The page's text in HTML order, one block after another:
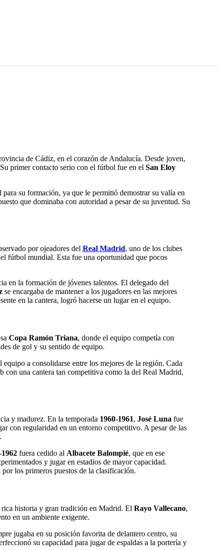
de Cádiz, en el corazón de Andalucía. Desde joven,
primer contacto serio con el fútbol fue en el San Eloy
su formación, ya que le permitió demostrar su valía en
que dominaba con autoridad a pesar de su juventud. Su
por ojeadores del Real Madrid, uno de los clubes
fútbol mundial. Esta fue una oportunidad que pocos
en la formación de jóvenes talentos. El delegado del
se encargaba de mantener a los jugadores en las mejores
en la cantera, logró hacerse un lugar en el equipo.
Copa Ramón Triana, donde el equipo competía con
de gol y su sentido de equipo.
a consolidarse entre los mejores de la región. Cada
con una cantera tan competitiva como la del Real Madrid,
y madurez. En la temporada 1960-1961, José Luna fue
con regularidad en un entorno competitivo. A pesar de las
1962 fuera cedido al Albacete Balompié, que en ese
y jugar en estadios de mayor capacidad.
los primeros puestos de la clasificación.
historia y gran tradición en Madrid. El Rayo Vallecano,
en un ambiente exigente.
jugaba en su posición favorita de delantero centro, su
su capacidad para jugar de espaldas a la portería y